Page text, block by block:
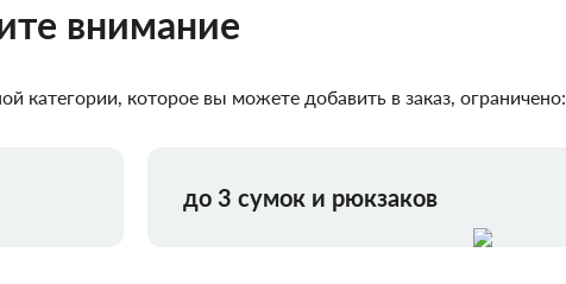
внимание
категории, которое вы можете добавить в заказ, ограничено:
до 3 сумок и рюкзаков